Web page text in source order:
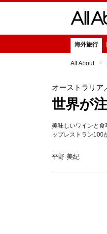
海外旅行
All About
オーストラリア
世界が
美味しいワインと
ップレストラン100
平野 美紀